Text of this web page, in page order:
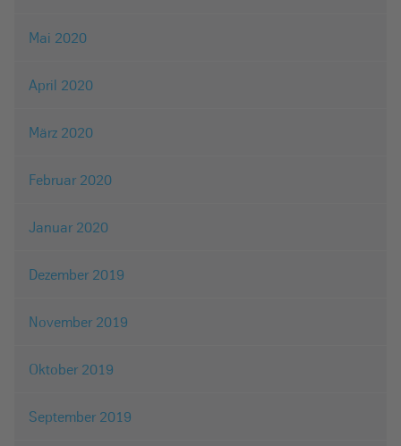
Mai 2020
April 2020
März 2020
Februar 2020
Januar 2020
Dezember 2019
November 2019
Oktober 2019
September 2019